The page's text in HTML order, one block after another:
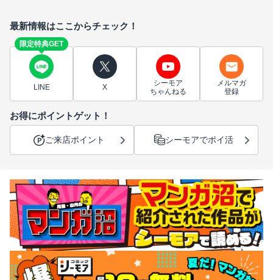
最新情報はここからチェック！
限定特典GET
LINE X
シーモア
ちゃんねる
メルマガ
登録
お得にポイントゲット！
ご来店ポイント シーモアでポイ活